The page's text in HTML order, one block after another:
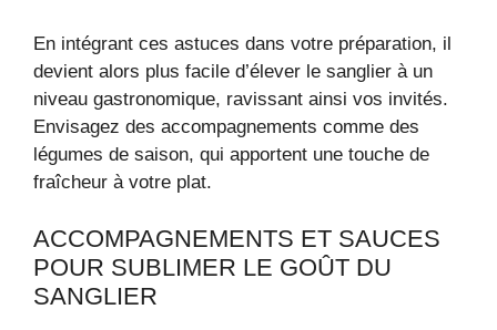
En intégrant ces astuces dans votre préparation, il
devient alors plus facile d’élever le sanglier à un
niveau gastronomique, ravissant ainsi vos invités.
Envisagez des accompagnements comme des
légumes de saison, qui apportent une touche de
fraîcheur à votre plat.
ACCOMPAGNEMENTS ET SAUCES
POUR SUBLIMER LE GOÛT DU
SANGLIER